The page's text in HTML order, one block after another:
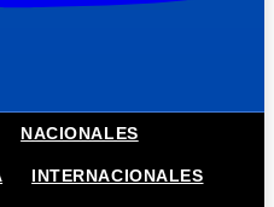
NACIONALES
INTERNACIONALES